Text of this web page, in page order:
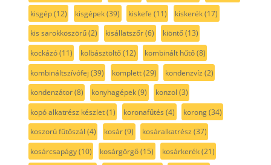
kisgép(12) kisgépek(39) kiskefe (11) kiskerék(17)
kis sarokköszörű(2) kisállatszőr(6) kiöntő(13)
kockázó(11) kolbásztöltő(12) kombinált hűtő(8)
kombináltszívófej (39) komplett(29) kondenzvíz (2)
kondenzátor(8) konyhagépek(9) konzol (3)
kopó alkatrész készlet(1) koronafűtés (4) korong(34)
koszorú fűtőszál (4) kosár(9) kosáralkatrész (37)
kosárcsapágy(10) kosárgörgő(15) kosárkerék(21)